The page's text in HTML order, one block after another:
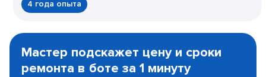
4 года опыта
1
Мастер подскажет цену и сроки
ремонта в боте за 1 минуту